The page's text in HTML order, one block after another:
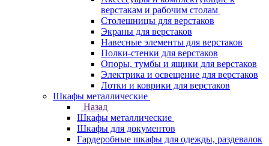
верстакам и рабочим столам
Столешницы для верстаков
Экраны для верстаков
Навесные элементы для верстаков
Полки-стенки для верстаков
Опоры, тумбы и ящики для верстаков
Электрика и освещение для верстаков
Лотки и коврики для верстаков
Шкафы металлические
Назад
Шкафы металлические
Шкафы для документов
Гардеробные шкафы для одежды, раздевалок